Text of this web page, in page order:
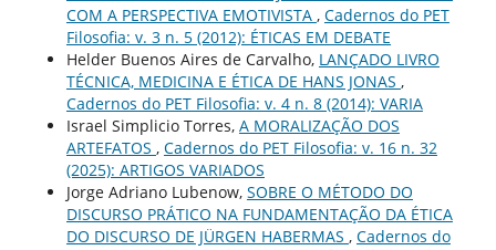
COM A PERSPECTIVA EMOTIVISTA , Cadernos do PET
Filosofia: v. 3 n. 5 (2012): ÉTICAS EM DEBATE
Helder Buenos Aires de Carvalho, LANÇADO LIVRO
TÉCNICA, MEDICINA E ÉTICA DE HANS JONAS ,
Cadernos do PET Filosofia: v. 4 n. 8 (2014): VARIA
Israel Simplicio Torres, A MORALIZAÇÃO DOS
ARTEFATOS , Cadernos do PET Filosofia: v. 16 n. 32
(2025): ARTIGOS VARIADOS
Jorge Adriano Lubenow, SOBRE O MÉTODO DO
DISCURSO PRÁTICO NA FUNDAMENTAÇÃO DA ÉTICA
DO DISCURSO DE JÜRGEN HABERMAS , Cadernos do